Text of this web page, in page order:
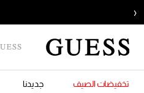
‹
تخفيضات الصيف جديدنا